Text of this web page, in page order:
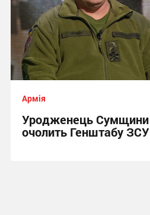
Армія
Уродженець Сумщини
очолить Генштабу ЗСУ